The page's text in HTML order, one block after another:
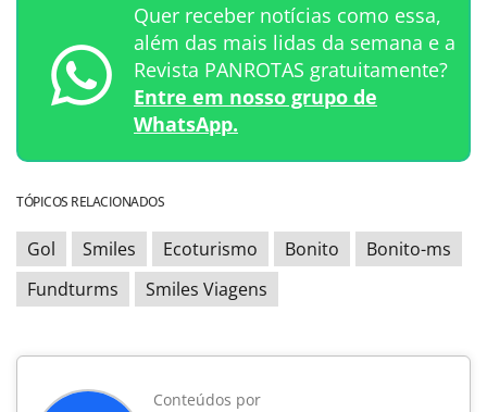
Quer receber notícias como essa,
além das mais lidas da semana e a
Revista PANROTAS gratuitamente?
Entre em nosso grupo de
WhatsApp.
TÓPICOS RELACIONADOS
Gol Smiles Ecoturismo Bonito
Bonito-ms
Fundturms
Smiles Viagens
Conteúdos por